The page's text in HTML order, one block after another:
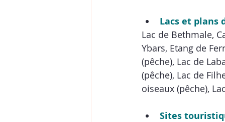
Lacs et plans
Lac de Bethmale,
Ybars, Etang de
(pêche), Lac de
(pêche), Lac de
oiseaux (pêche),
Sites